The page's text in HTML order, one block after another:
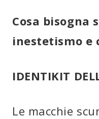
Cosa bisogna
inestetismo e
IDENTIKIT
Le macchie